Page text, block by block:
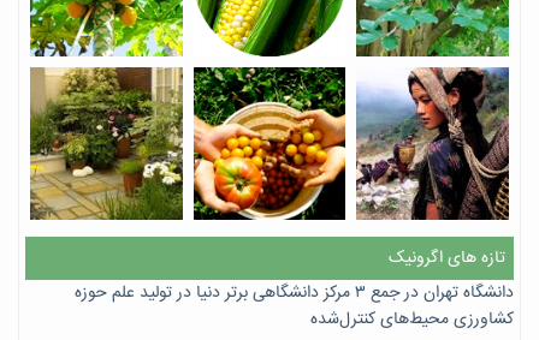
تازه های اگرونیک
دانشگاه تهران در جمع ۳ مرکز دانشگاهی برتر دنیا در تولید علم حوزه
کشاورزی محیط‌های کنترل‌شده